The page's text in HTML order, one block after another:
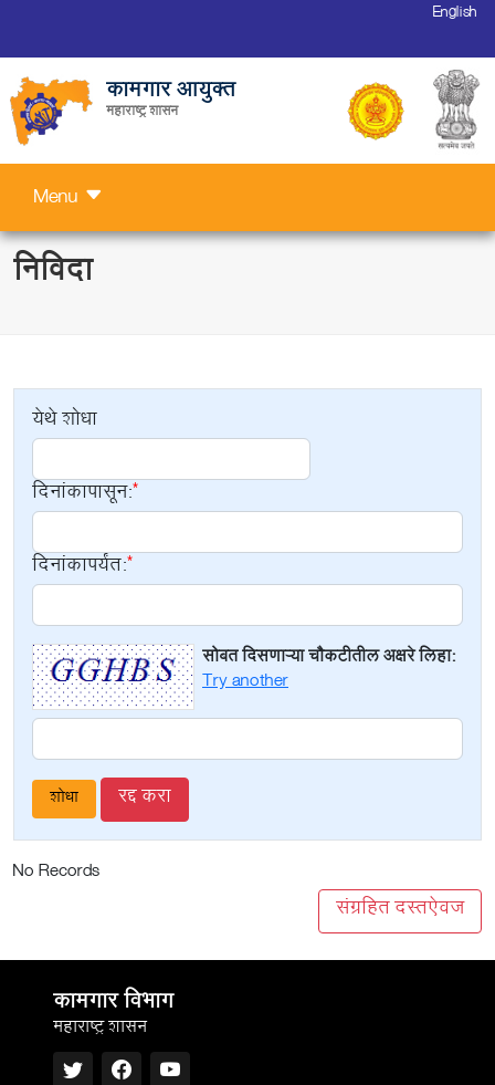
English
कामगार आयुक्त
महाराष्ट्र शासन
Menu
निविदा
येथे शोधा
दिनांकापासून:
दिनांकापर्यंत:
सोबत दिसणाऱ्या चौकटीतील अक्षरे लिहा:
Try another
रद्द करा
No Records
संग्रहित दस्तऐवज
कामगार विभाग
महाराष्ट्र शासन